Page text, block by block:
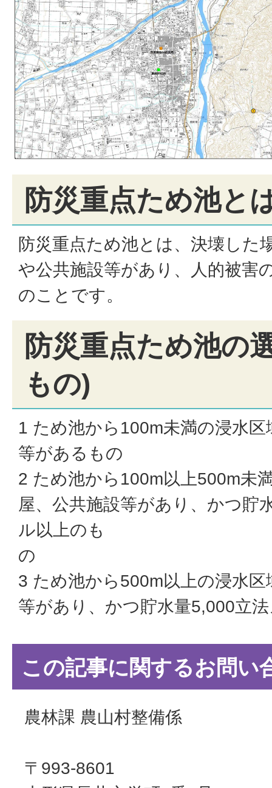
防災重点ため池と
防災重点ため池とは、決壊した
や公共施設等があり、人的被害
のことです。
防災重点ため池の
もの)
1 ため池から100m未満の浸水
等があるもの
2 ため池から100m以上500m未
屋、公共施設等があり、かつ貯
ル以上のも
3 ため池から500m以上の浸水
等があり、かつ貯水量5,000立
この記事に関するお問い
農林課 農山村整備係
〒993-8601